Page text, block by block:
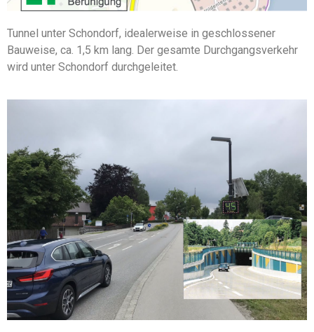
Tunnel unter Schondorf, idealerweise in geschlossener
Bauweise, ca. 1,5 km lang. Der gesamte Durchgangsverkehr
wird unter Schondorf durchgeleitet.